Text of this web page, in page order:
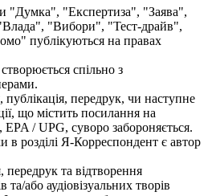
"Думка", "Експертиза", "Заява",
"Вибори", "Тест-драйв",
публікуються на правах
спільно з
публікація, передрук, чи наступне
що містить посилання на
EPA / UPG, суворо забороняється.
в розділі Я-Корреспондент є автор
передрук та відтворення
та/або аудіовізуальних творів